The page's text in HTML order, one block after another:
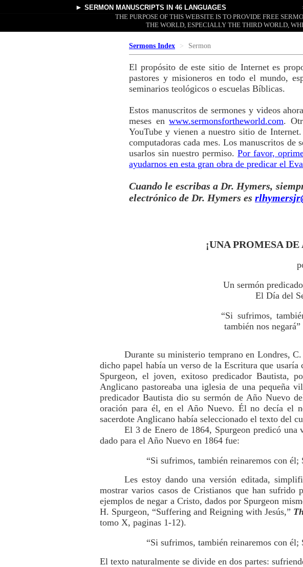
► SERMON MANUSCRIPTS IN 46 LANGUAGES
THE PURPOSE OF THIS WEBSITE IS TO PROVIDE FREE
THE WORLD, ESPECIALLY THE THIRD WORLD,
Sermons Index Sermon
El propósito de este sitio de Internet es
pastores y misioneros en todo el mundo,
seminarios teológicos o escuelas Bíblicas.
Estos manuscritos de sermones y videos
meses enwww.sermonsfortheworld.com.
YouTube y vienen a nuestro sitio de
computadoras cada mes. Los manuscritos de
usarlos sin nuestro permiso.Por favor,
ayudarnos en esta gran obra de predicar el
Cuando le escribas a Dr. Hymers,
electrónico de Dr. Hymers es
¡UNA PROMESA
Un sermón
El Día del
“Si sufrimos,
también nos
Durante su ministerio temprano en Londres,
dicho papel había un verso de la Escritura que
Spurgeon, el joven, exitoso predicador Bautista,
Anglicano pastoreaba una iglesia de una pequeña
predicador Bautista dio su sermón de Año Nuevo
oración para él, en el Año Nuevo. Él no decía el
sacerdote Anglicano había seleccionado el texto del
El 3 de Enero de 1864, Spurgeon predicó
dado para el Año Nuevo en 1864 fue:
“Si sufrimos, también reinaremos con
Les estoy dando una versión editada,
mostrar varios casos de Cristianos que han
ejemplos de negar a Cristo, dados por Spurgeon
H. Spurgeon, “Suffering and Reigning with Jesús,”
tomo X, paginas 1-12).
“Si sufrimos, también reinaremos con
El texto naturalmente se divide en dos partes: